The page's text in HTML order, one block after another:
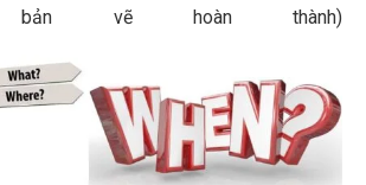
vẽ hoàn thành)